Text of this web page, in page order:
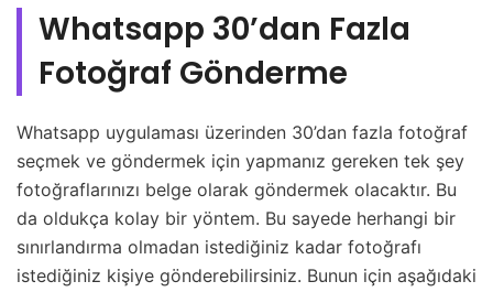
Whatsapp 30’dan Fazla
Fotoğraf Gönderme
Whatsapp uygulaması üzerinden 30’dan fazla fotoğraf
seçmek ve göndermek için yapmanız gereken tek şey
fotoğraflarınızı belge olarak göndermek olacaktır. Bu
da oldukça kolay bir yöntem. Bu sayede herhangi bir
sınırlandırma olmadan istediğiniz kadar fotoğrafı
istediğiniz kişiye gönderebilirsiniz. Bunun için aşağıdaki